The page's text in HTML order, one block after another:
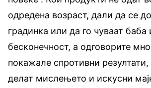
одредена возраст, дали да се
градинка или да го чуваат
бесконечност, а одговорите
покажале спротивни
делат мислењето и искусни